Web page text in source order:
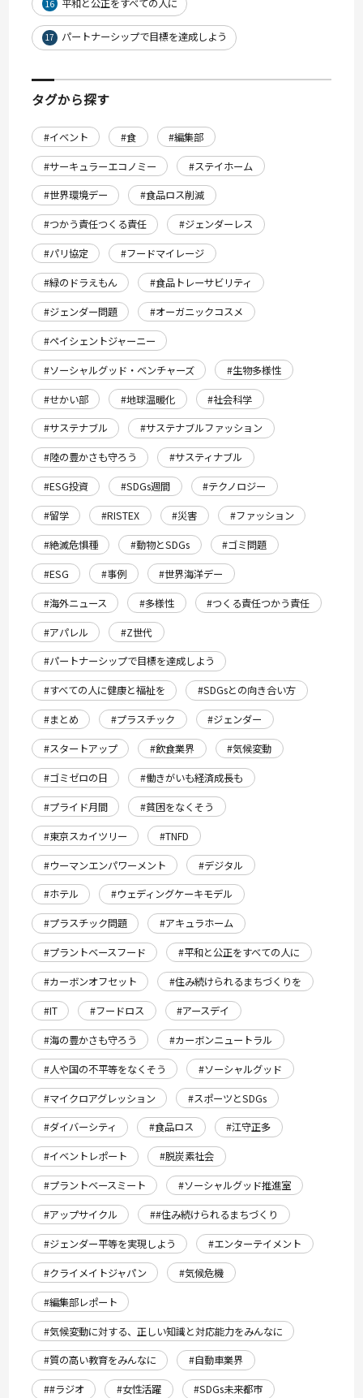
16
17 パートナーシップで目標を達成しよう
タグから探す
#イベント #食
#編集部
#サーキュラーエコノミー
#ステイホーム
#世界環境デー
#食品ロス削減
#つかう責任つくる責任
#ジェンダーレス
#パリ協定
#フードマイレージ
#緑のドラえもん
#食品トレーサビリティ
#ジェンダー問題
#オーガニックコスメ
#ペイシェントジャーニー
#ソーシャルグッド・ベンチャーズ
#生物多様性
#せかい部
#地球温暖化
#社会科学
#サステナブル
#サステナブルファッション
#陸の豊かさも守ろう
#サスティナブル
#ESG投資
#SDGs週間
#テクノロジー
#留学
#RISTEX #災害
#ファッション
#絶滅危惧種
#動物とSDGs
#ゴミ問題
#ESG
#事例
#世界海洋デー
#海外ニュース
#多様性
#つくる責任つかう責任
#アパレル
#Z世代
#パートナーシップで目標を達成しよう
#すべての人に健康と福祉を
#SDGsとの向き合い方
#まとめ
#プラスチック
#ジェンダー
#スタートアップ
#飲食業界
#気候変動
#ゴミゼロの日
#働きがいも経済成長も
#プライド月間
#貧困をなくそう
#東京スカイツリー
#TNFD
#ウーマンエンパワーメント
#デジタル
#ホテル
#ウェディングケーキモデル
#プラスチック問題
#アキュラホーム
#プラントベースフード
#平和と公正をすべての人に
#カーボンオフセット
#住み続けられるまちづくりを
#IT
#フードロス
#アースデイ
#海の豊かさも守ろう
#カーボンニュートラル
#人や国の不平等をなくそう
#ソーシャルグッド
#マイクロアグレッション
#スポーツとSDGs
#ダイバーシティ
#食品ロス
#江守正多
#イベントレポート
#脱炭素社会
#プラントベースミート
#ソーシャルグッド推進室
#アップサイクル
##住み続けられるまちづくり
#ジェンダー平等を実現しよう
#エンターテイメント
#クライメイトジャパン
#気候危機
#編集部レポート
#気候変動に対する、正しい知識と対応能力をみんなに
#質の高い教育をみんなに
#自動車業界
##ラジオ
#女性活躍
#SDGs未来都市